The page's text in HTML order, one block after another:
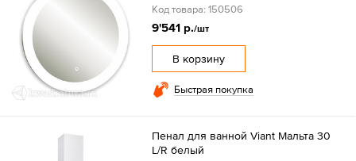
Код товара: 150506
9'541 р./шт
В корзину
Быстрая покупка
Пенал для ванной Viant Мальта 30
L/R белый